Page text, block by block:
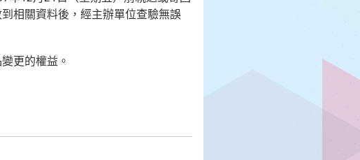
相關資料後，經主辦單位查驗無誤
更的權益。